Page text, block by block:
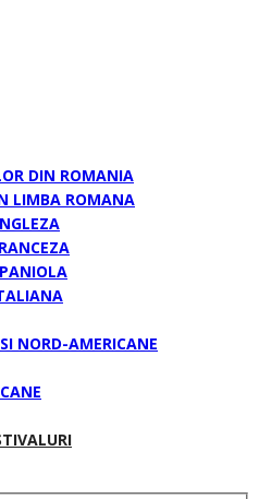
DIN ROMANIA
LIMBA ROMANA
NORD-AMERICANE